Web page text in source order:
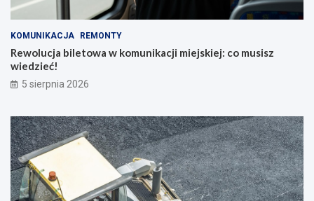
KOMUNIKACJA REMONTY
Rewolucja biletowa w komunikacji miejskiej: co musisz
wiedzieć!
5 sierpnia 2026